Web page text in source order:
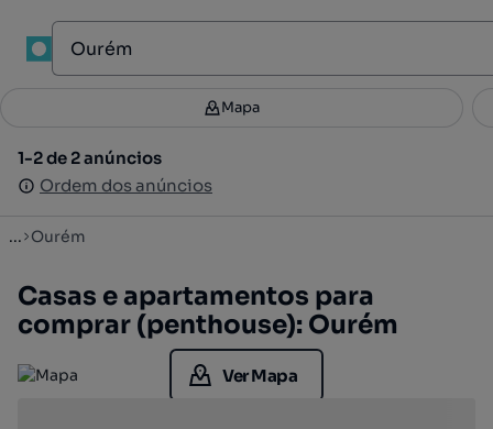
Filtros 2
1-2 de 2 anúncios
Ordem dos anúncios
Mapa
1-2 de 2 anúncios
Ordem dos anúncios
... Ourém
Casas e apartamentos para
comprar (penthouse): Ourém
Ver Mapa